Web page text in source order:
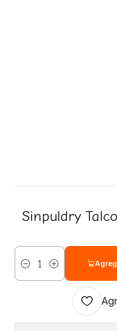
Sinpuldry
Cantidad